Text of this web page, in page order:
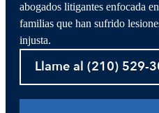
abogados litigantes enfocada
familias que han sufrido
injusta.
Llame al (210) 529-